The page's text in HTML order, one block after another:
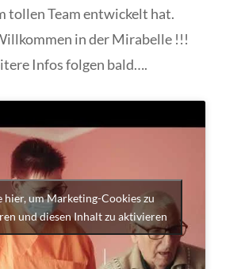
tollen Team entwickelt hat.
in der Mirabelle !!!
Infos folgen bald….
hier, um Marketing-Cookies zu
und diesen Inhalt zu aktivieren